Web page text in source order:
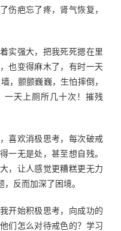
伤疤忘了疼，肾气恢复，
实强大，把我死死摁在里
也变得麻木了，有时一天
，颤颤巍巍，生怕摔倒，
一天上厕所几十次！摧残
喜欢消极思考，每次破戒
一无是处，甚至想自残。
，让人感觉更糟糕更无力
反而加深了困境。
开始积极思考，向成功的
们怎么对待戒色的？学习